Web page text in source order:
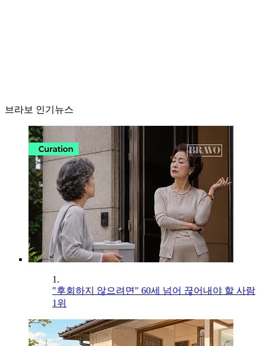
브라보 인기뉴스
1.
"후회하지 않으려면" 60세 넘어 끊어내야 할 사람
1위